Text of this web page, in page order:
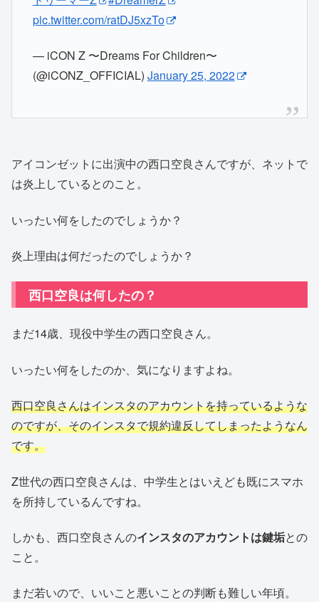
pic.twitter.com/ratDJ5xzTo
— iCON Z 〜Dreams For Children〜
(@iCONZ_OFFICIAL) January 25, 2022
アイコンゼットに出演中の西口空良さんですが、ネットで
は炎上しているとのこと。
いったい何をしたのでしょうか？
炎上理由は何だったのでしょうか？
西口空良は何したの？
まだ14歳、現役中学生の西口空良さん。
いったい何をしたのか、気になりますよね。
西口空良さんはインスタのアカウントを持っているような
のですが、そのインスタで規約違反してしまったようなん
です。
Z世代の西口空良さんは、中学生とはいえども既にスマホ
を所持しているんですね。
しかも、西口空良さんのインスタのアカウントは鍵垢との
こと。
まだ若いので、いいこと悪いことの判断も難しい年頃。